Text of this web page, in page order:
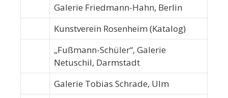
Galerie Friedmann-Hahn, Berlin
Kunstverein Rosenheim (Katalog)
„Fußmann-Schüler“, Galerie
Netuschil, Darmstadt
Galerie Tobias Schrade, Ulm